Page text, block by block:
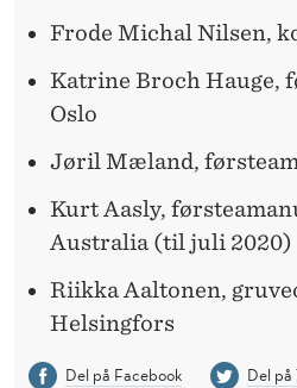
Frode Michal Nilsen,
Katrine Broch Hauge,
Oslo
Jøril Mæland,
Kurt Aasly,
Australia (til juli 2020)
Riikka Aaltonen,
Helsingfors
Del på Facebook
Del